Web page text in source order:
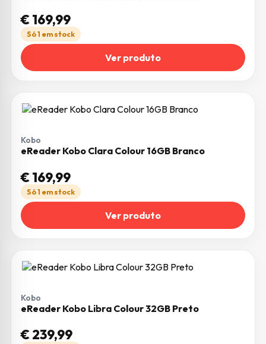
€169,99
Só 1 em stock
Ver produto
Kobo
eReader Kobo Clara Colour 16GB Branco
€169,99
Só 1 em stock
Ver produto
Kobo
eReader Kobo Libra Colour 32GB Preto
€239,99